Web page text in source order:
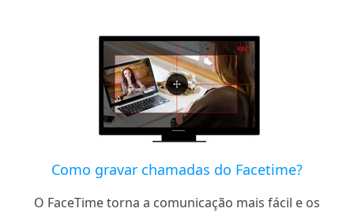
Como gravar chamadas do Facetime?
O FaceTime torna a comunicação mais fácil e os